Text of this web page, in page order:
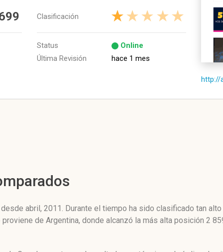
Clasificación
Status
Online
Última Revisión
hace 1 mes
http://
abril, 2011. Durante el tiempo ha sido clasificado tan
de Argentina, donde alcanzó la más alta posición 2